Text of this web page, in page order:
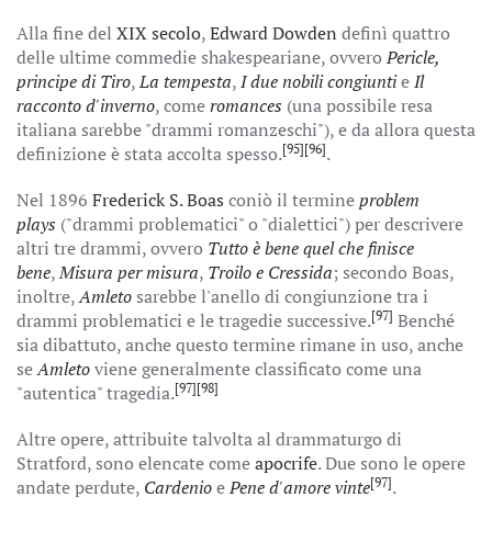
Alla fine del XIX secolo,Edward Dowden definì quattro
delle ultime commedie shakespeariane, ovveroPericle,
principe di Tiro,La tempesta,I due nobili congiuntieIl
racconto d'inverno, comeromances (una possibile resa
italiana sarebbe "drammi romanzeschi"), e da allora questa
definizione è stata accolta spesso.[95][96].
Nel 1896 Frederick S. Boas coniò il termineproblem
plays ("drammi problematici" o "dialettici") per descrivere
altri tre drammi, ovvero Tutto è bene quel che finisce
bene,Misura per misura, Troilo e Cressida; secondo Boas,
inoltre,Amleto sarebbe l'anello di congiunzione tra i
drammi problematici e le tragedie successive.[97] Benché
sia dibattuto, anche questo termine rimane in uso, anche
seAmletoviene generalmente classificato come una
"autentica" tragedia.[97][98]
Altre opere, attribuite talvolta al drammaturgo di
Stratford, sono elencate comeapocrife. Due sono le opere
andate perdute, CardenioePene d'amore vinte[97].